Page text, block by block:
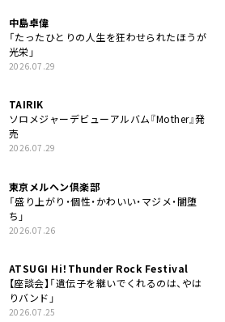
中島卓偉
「たったひとりの人生を狂わせられたほうが
光栄」
2026.07.29
TAIRIK
ソロメジャーデビューアルバム『Mother』発
売
2026.07.29
東京メルヘン倶楽部
「盛り上がり・個性・かわいい・マジメ・闇堕
ち」
2026.07.26
ATSUGI Hi！Thunder Rock Festival
【座談会】「遺伝子を継いでくれるのは、やは
りバンド」
2026.07.25